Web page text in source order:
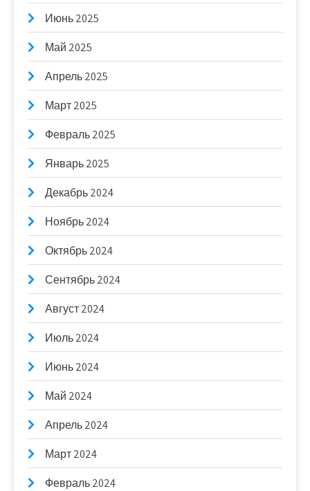
Июнь 2025
Май 2025
Апрель 2025
Март 2025
Февраль 2025
Январь 2025
Декабрь 2024
Ноябрь 2024
Октябрь 2024
Сентябрь 2024
Август 2024
Июль 2024
Июнь 2024
Май 2024
Апрель 2024
Март 2024
Февраль 2024